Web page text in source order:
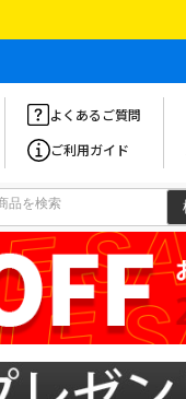
よくあるご質問
ご利用ガイド